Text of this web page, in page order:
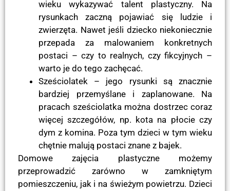
wieku wykazywać talent plastyczny. Na
rysunkach zaczną pojawiać się ludzie i
zwierzęta. Nawet jeśli dziecko niekoniecznie
przepada za malowaniem konkretnych
postaci – czy to realnych, czy fikcyjnych –
warto je do tego zachęcać.
Sześciolatek – jego rysunki są znacznie
bardziej przemyślane i zaplanowane. Na
pracach sześciolatka można dostrzec coraz
więcej szczegółów, np. kota na płocie czy
dym z komina. Poza tym dzieci w tym wieku
chętnie malują postaci znane z bajek.
Domowe zajęcia plastyczne możemy
przeprowadzić zarówno w zamkniętym
pomieszczeniu, jak i na świeżym powietrzu. Dzieci